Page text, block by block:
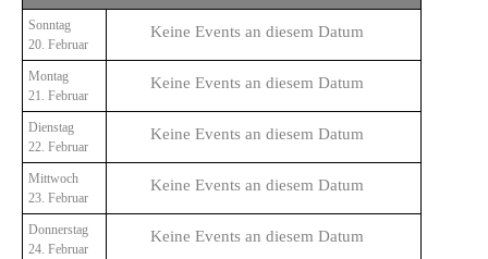
Sonntag
20. Februar
Keine Events an diesem Datum
Montag
21. Februar
Keine Events an diesem Datum
Dienstag
22. Februar
Keine Events an diesem Datum
Mittwoch
23. Februar
Keine Events an diesem Datum
Donnerstag
24. Februar
Keine Events an diesem Datum